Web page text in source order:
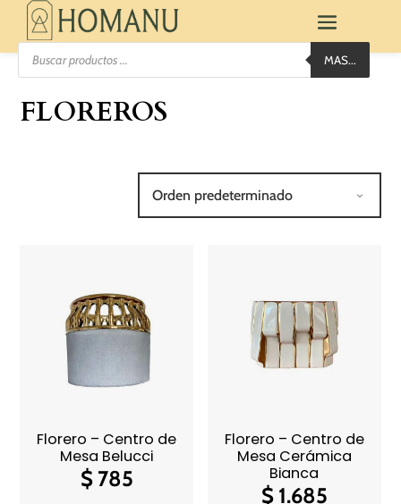
Búsqueda
productos
MAS...
FLOREROS
Florero – Centro de
Mesa Belucci
$785
Florero – Centro de
Mesa Cerámica
Bianca
$1.685